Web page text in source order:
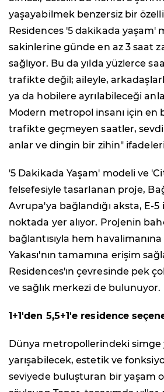
yaşayabilmek benzersiz bir
Residences '5 dakikada yaşam'
sakinlerine günde en az 3 saat
sağlıyor. Bu da yılda yüzlerce
trafikte değil; aileyle,
ya da hobilere ayrılabileceği
Modern metropol insanı için en
trafikte geçmeyen saatler,
anlar ve dingin bir zihin"
'5 Dakikada Yaşam' modeli ve
felsefesiyle tasarlanan proje,
Avrupa'ya bağlandığı aksta, E-5
noktada yer alıyor. Projenin
bağlantısıyla hem
Yakası'nın tamamına erişim
Residences'ın çevresinde pek
ve sağlık merkezi de bulunuyor.
1+1'den 5,5+1'e residence
Dünya metropollerindeki simge
yarışabilecek, estetik ve
seviyede buluşturan bir yaşam